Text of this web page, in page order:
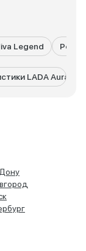
Legend
LADA Aura